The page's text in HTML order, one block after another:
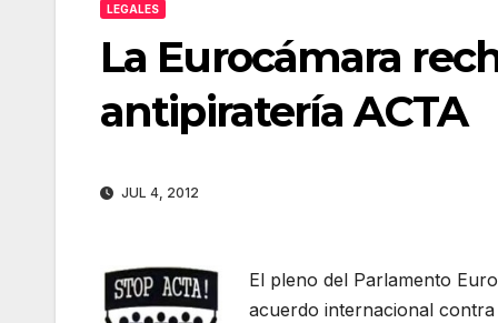
LEGALES
La Eurocámara
antipiratería ACTA
JUL 4, 2012
El pleno del Parlamento
acuerdo internacional